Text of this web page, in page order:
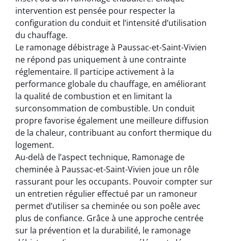
intervention est pensée pour respecter la
configuration du conduit et l’intensité d’utilisation
du chauffage.
Le ramonage débistrage à Paussac-et-Saint-Vivien
ne répond pas uniquement à une contrainte
réglementaire. Il participe activement à la
performance globale du chauffage, en améliorant
la qualité de combustion et en limitant la
surconsommation de combustible. Un conduit
propre favorise également une meilleure diffusion
de la chaleur, contribuant au confort thermique du
logement.
Au-delà de l’aspect technique, Ramonage de
cheminée à Paussac-et-Saint-Vivien joue un rôle
rassurant pour les occupants. Pouvoir compter sur
un entretien régulier effectué par un ramoneur
permet d’utiliser sa cheminée ou son poêle avec
plus de confiance. Grâce à une approche centrée
sur la prévention et la durabilité, le ramonage